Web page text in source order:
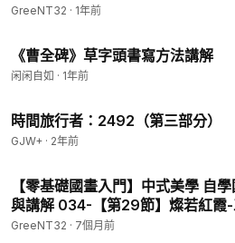
GreeNT32 · 1年前
《曹全碑》草字頭書寫方法講解
闲闲自如 · 1年前
時間旅行者：2492（第三部分）
GJW+ · 2年前
【零基礎國畫入門】中式美學 自
與講解 034-【第29節】燦若紅霞
GreeNT32 · 7個月前